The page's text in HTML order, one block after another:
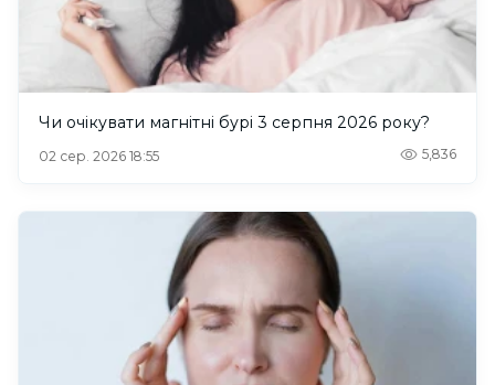
Чи очікувати магнітні бурі 3 серпня 2026 року?
02 сер. 2026 18:55 5,836